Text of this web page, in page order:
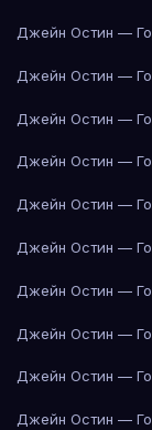
Джейн Остин —
Джейн Остин —
Джейн Остин —
Джейн Остин —
Джейн Остин —
Джейн Остин —
Джейн Остин —
Джейн Остин —
Джейн Остин —
Джейн Остин —